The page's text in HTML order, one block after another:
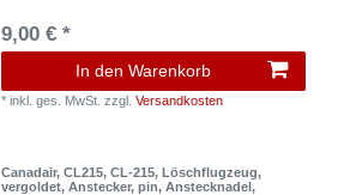
9,00 € *
In den Warenkorb
*inkl. ges. MwSt. zzgl.Versandkosten
Canadair, CL215, CL-215, Löschflugzeug,
vergoldet, Anstecker, pin, Anstecknadel,